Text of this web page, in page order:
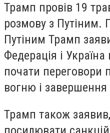
Трамп провів 19
розмову з Путіним.
Путіним Трамп
Федерація і
почати переговори
вогню і завершення
Трамп також